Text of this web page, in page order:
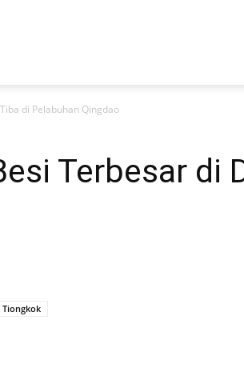
di Pelabuhan Qingdao
Terbesar di
Tiongkok